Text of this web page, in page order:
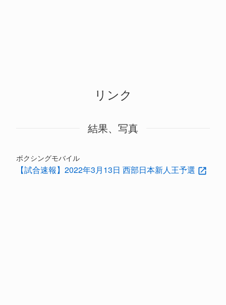
リンク
結果、写真
ボクシングモバイル
【試合速報】2022年3月13日 西部日本新人王予選